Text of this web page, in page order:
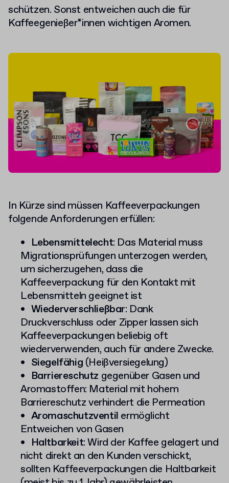
schützen. Sonst entweichen auch die für
Kaffeegenießer*innen wichtigen Aromen.
In Kürze sind müssen Kaffeeverpackungen
folgende Anforderungen erfüllen:
Lebensmittelecht: Das Material muss
Migrationsprüfungen unterzogen werden,
um sicherzugehen, dass die
Kaffeeverpackung für den Kontakt mit
Lebensmitteln geeignet ist
Wiederverschließbar: Dank
Druckverschluss oder Zipper lassen sich
Kaffeeverpackungen beliebig oft
wiederverwenden, auch für andere Zwecke.
Siegelfähig (Heißversiegelung)
Barriereschutz gegenüber Gasen und
Aromastoffen: Material mit hohem
Barriereschutz verhindert die Permeation
Aromaschutzventil ermöglicht
Entweichen von Gasen
Haltbarkeit: Wird der Kaffee gelagert und
nicht direkt an den Kunden verschickt,
sollten Kaffeeverpackungen die Haltbarkeit